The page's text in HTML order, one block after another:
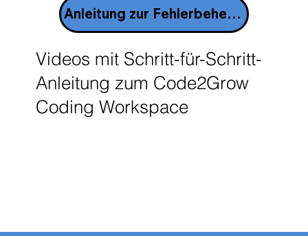
Anleitung zur Fehlerbehebung
Videos mit Schritt-für-Schritt-
Anleitung zum Code2Grow
Coding Workspace